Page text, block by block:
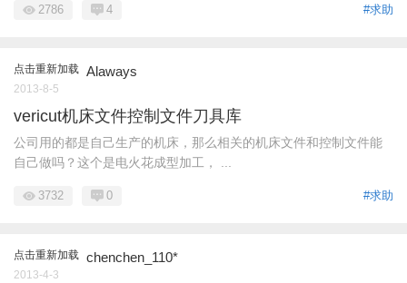
#求助
2786 4
点击重新加载 Alaways
2013-8-5
vericut机床文件控制文件刀具库
公司用的都是自己生产的机床，那么相关的机床文件和控制文件能
自己做吗？这个是电火花成型加工， ...
#求助
3732 0
点击重新加载 chenchen_110*
2013-4-3